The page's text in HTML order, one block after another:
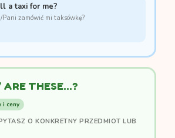
a taxi for me?
Pani zamówić mi taksówkę?
THESE...?
i ceny
O KONKRETNY PRZEDMIOT LUB